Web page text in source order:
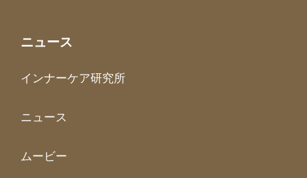
ニュース
インナーケア研究所
ニュース
ムービー